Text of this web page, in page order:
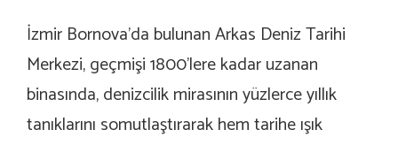
İzmir Bornova’da bulunan Arkas Deniz Tarihi
Merkezi, geçmişi 1800’lere kadar uzanan
binasında, denizcilik mirasının yüzlerce yıllık
tanıklarını somutlaştırarak hem tarihe ışık